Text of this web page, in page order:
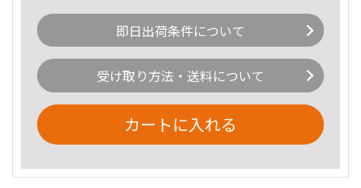
即日出荷条件について
受け取り方法・送料について
カートに入れる